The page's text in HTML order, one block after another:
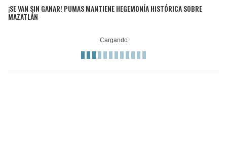
¡SE VAN SIN GANAR! PUMAS MANTIENE HEGEMONÍA HISTÓRICA SOBRE
MAZATLÁN